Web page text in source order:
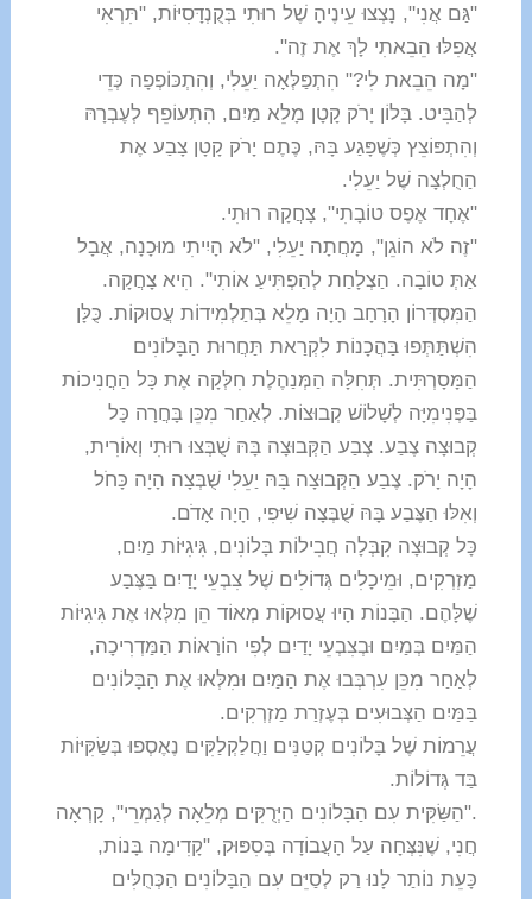
"גַּם אֲנִי", נָצְצוּ עֵינֶיהָ שֶׁל רוּתִי בְּקֻנְדָּסִיּוֹת, "תִּרְאִי
אֲפִלּוּ הֵבֵאתִי לָךְ אֶת זֶה".
"מָה הֵבֵאת לִי?" הִתְפַּלְּאָה יַעֵלִי, וְהִתְכּוֹפְפָה כְּדֵי
לְהַבִּיט. בָּלוֹן יָרֹק קָטָן מָלֵא מַיִם, הִתְעוֹפֵף לְעֶבְרָהּ
וְהִתְפּוֹצֵץ כְּשֶׁפָּגַע בָּהּ, כֶּתֶם יָרֹק קָטָן צָבַע אֶת
הַחֻלְצָה שֶׁל יַעֵלִי.
"אֶחָד אֶפֶס טוֹבָתִי", צָחֲקָה רוּתִי.
"זֶה לֹא הוֹגֵן", מָחֲתָה יַעֵלִי, "לֹא הָיִיתִי מוּכָנָה, אֲבָל
אַתְּ טוֹבָה. הַצְלָחַת לְהַפְתִּיעַ אוֹתִי". הִיא צָחֲקָה.
הַמִּסְדְּרוֹן הָרָחָב הָיָה מָלֵא בְּתַלְמִידוֹת עֲסוּקוֹת. כֻּלָּן
הִשְׁתַּתְּפוּ בַּהֲכָנוֹת לִקְרַאת תַּחֲרוּת הַבָּלוֹנִים
הַמָּסָרְתִּית. תְּחִלָּה הַמְּנַהֶלֶת חִלְּקָה אֶת כָּל הַחֲנִיכוֹת
בַּפְּנִימִיָּה לְשָׁלוֹשׁ קְבוּצוֹת. לְאַחַר מִכֵּן בָּחֲרָה כָּל
קְבוּצָה צֶבַע. צֶבַע הַקְּבוּצָה בָּהּ שֻׁבְּצוּ רוּתִי וְאוֹרִית,
הָיָה יָרֹק. צֶבַע הַקְּבוּצָה בָּהּ יַעֵלִי שֻׁבְּצָה הָיָה כָּחֹל
וְאִלּוּ הַצֶּבַע בָּהּ שֻׁבְּצָה שִׁיּפִי, הָיָה אָדֹם.
כָּל קְבוּצָה קִבְּלָה חֲבִילוֹת בָּלוֹנִים, גִּיגִיּוֹת מַיִם,
מַזְרְקִים, וּמֵיכָלִים גְּדוֹלִים שֶׁל צִבְעֵי יָדַיִם בַּצֶּבַע
שֶׁלָּהֶם. הַבָּנוֹת הָיוּ עֲסוּקוֹת מְאוֹד הֵן מִלְּאוּ אֶת גִּיגִיּוֹת
הַמַּיִם בְּמַיִם וּבְצִבְעֵי יָדַיִם לְפִי הוֹרָאוֹת הַמַּדְרִיכָה,
לְאַחַר מִכֵּן עִרְבְּבוּ אֶת הַמַּיִם וּמִלְּאוּ אֶת הַבָּלוֹנִים
בַּמַּיִם הַצְּבוּעִים בְּעֶזְרַת מַזְרְקִים.
עֲרֵמוֹת שֶׁל בָּלוֹנִים קְטַנִּים וַחֲלַקְלַקִּים נֶאֶסְפוּ בְּשַׂקִּיּוֹת
בַּד גְּדוֹלוֹת.
."הַשַּׂקִּית עִם הַבָּלוֹנִים הַיְּרֻקִּים מְלֵאָה לְגַמְרֵי", קָרְאָה
חֲנִי, שֶׁנִּצְּחָה עַל הָעֲבוֹדָה בְּסִפּוּק, "קָדִימָה בָּנוֹת,
כָּעֵת נוֹתַר לָנוּ רַק לְסַיֵּם עִם הַבָּלוֹנִים הַכְּחֻלִּים